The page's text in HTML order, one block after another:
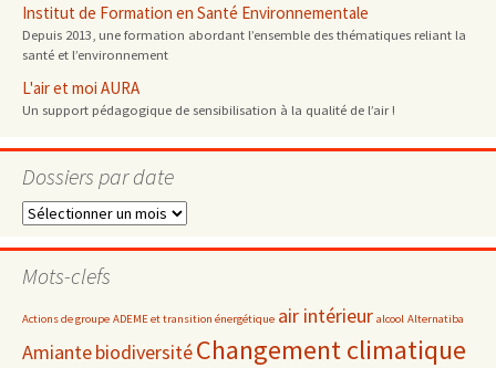
Institut de Formation en Santé Environnementale
Depuis 2013, une formation abordant l’ensemble des thématiques reliant la
santé et l’environnement
L'air et moi AURA
Un support pédagogique de sensibilisation à la qualité de l’air !
Dossiers par date
Dossiers
date
Mots-clefs
Actions de groupe ADEME et transition énergétique air intérieur alcool Alternatiba
AmiantebiodiversitéChangement climatique